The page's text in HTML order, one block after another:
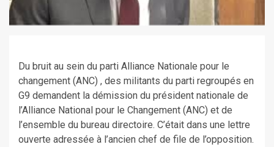
Du bruit au sein du parti Alliance Nationale pour le
changement (ANC) , des militants du parti regroupés en
G9 demandent la démission du président nationale de
l’Alliance National pour le Changement (ANC) et de
l’ensemble du bureau directoire. C’était dans une lettre
ouverte adressée à l’ancien chef de file de l’opposition.